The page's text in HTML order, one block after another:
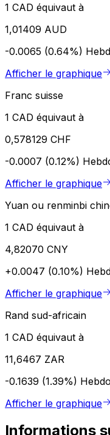
1 CAD équivaut à
1,01409 AUD
-0.0065 (0.64%)
Afficher le graphique
Franc suisse
1 CAD équivaut à
0,578129 CHF
-0.0007 (0.12%)
Afficher le graphique
Yuan ou renminbi
1 CAD équivaut à
4,82070 CNY
+0.0047 (0.10%)
Afficher le graphique
Rand sud-africain
1 CAD équivaut à
11,6467 ZAR
-0.1639 (1.39%)
Afficher le graphique
Informations